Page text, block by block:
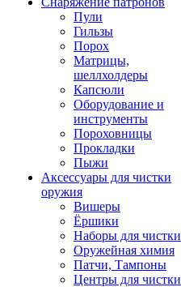
Пули
Гильзы
Порох
Матрицы,
шеллхолдеры
Капсюли
Оборудование и
инструменты
Пороховницы
Прокладки
Пыжи
Аксессуары для чистки
оружия
Вишеры
Ёршики
Наборы для чистки
Оружейная химия
Патчи, Тампоны
Центры для чистки